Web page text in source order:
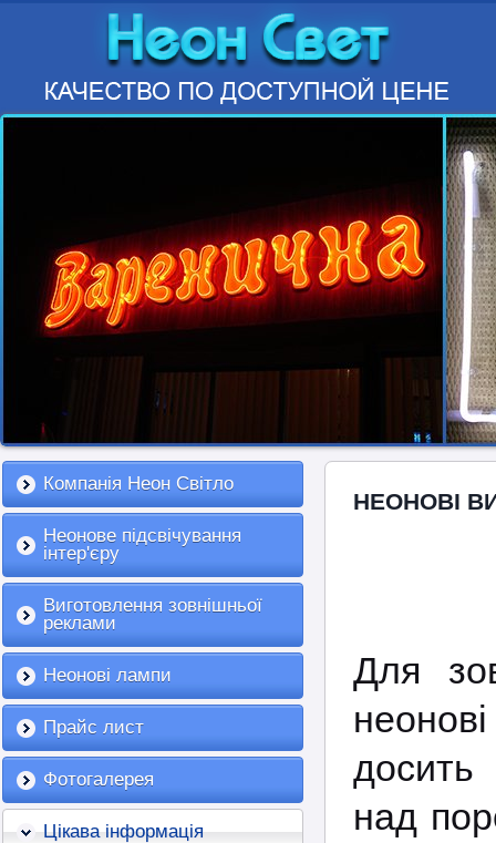
Компанія Неон Світло
Неонове підсвічування
інтер'єру
Виготовлення зовнішньої
реклами
Неонові лампи
Прайс лист
Фотогалерея
Цікава інформація
НЕОНОВІ
Для
досить
над